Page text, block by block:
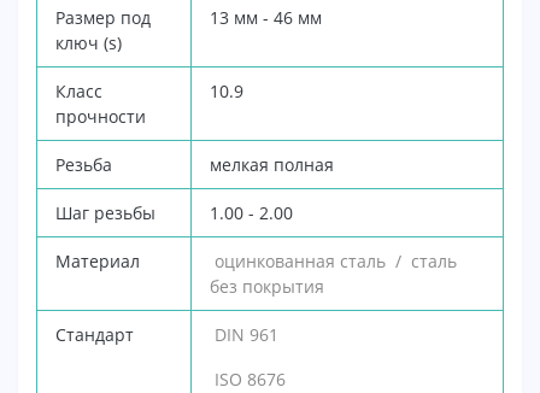
Размер под
ключ (s)
13 мм - 46 мм
Класс
прочности
10.9
Резьба мелкая полная
Шаг резьбы 1.00 - 2.00
Материал оцинкованная сталь / сталь
без покрытия
Стандарт
DIN 961
ISO 8676